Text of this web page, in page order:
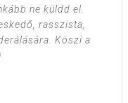
ne küldd el.
rasszista,
Köszi a